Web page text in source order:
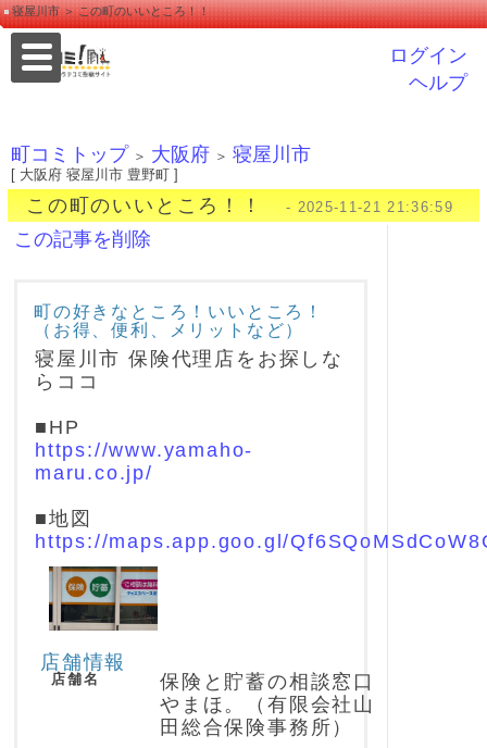
寝屋川市 ＞ この町のいいところ！！
ログイン
ヘルプ
町コミトップ ＞ 大阪府 ＞ 寝屋川市
[ 大阪府 寝屋川市 豊野町 ]
この町のいいところ！！ - 2025-11-21 21:36:59
この記事を削除
町の好きなところ！いいところ！
（お得、便利、メリットなど）
寝屋川市 保険代理店をお探しな
らココ
■HP
https://www.yamaho-
maru.co.jp/
■地図
https://maps.app.goo.gl/
店舗情報
店舗名
保険と貯蓄の相談窓口
やまほ。（有限会社山
田総合保険事務所）